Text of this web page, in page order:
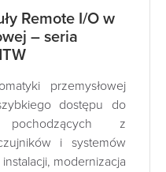
Remote I/O w
– seria
przemysłowej
dostępu do
z
i systemów
modernizacja